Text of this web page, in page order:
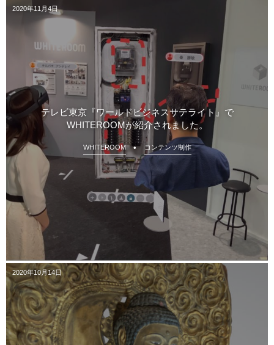
2020年11月4日
テレビ東京『ワールドビジネスサテライト』で
WHITEROOMが紹介されました。
WHITEROOM コンテンツ制作
2020年10月14日